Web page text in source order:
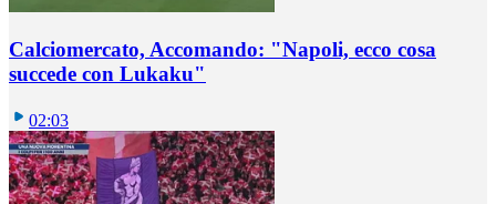
Calciomercato, Accomando: "Napoli, ecco cosa
succede con Lukaku"
02:03